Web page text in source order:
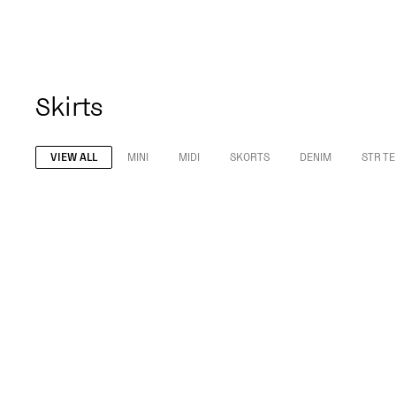
Skirts
VIEW ALL MINI MIDI SKORTS DENIM STR